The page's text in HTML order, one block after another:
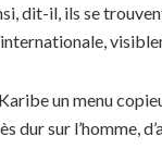
dit-il, ils se
un menu
sur l’homme,